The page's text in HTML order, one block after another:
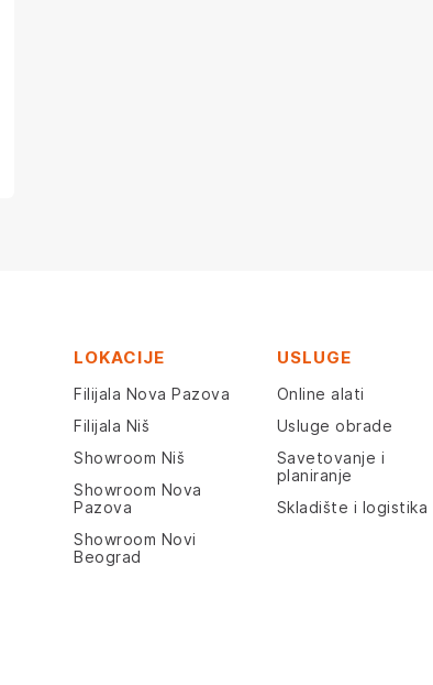
LOKACIJE
Filijala Nova Pazova
Filijala Niš
Showroom Niš
Showroom Nova
Pazova
Showroom Novi
Beograd
USLUGE
Online alati
Usluge obrade
Savetovanje i
planiranje
Skladište i logistika